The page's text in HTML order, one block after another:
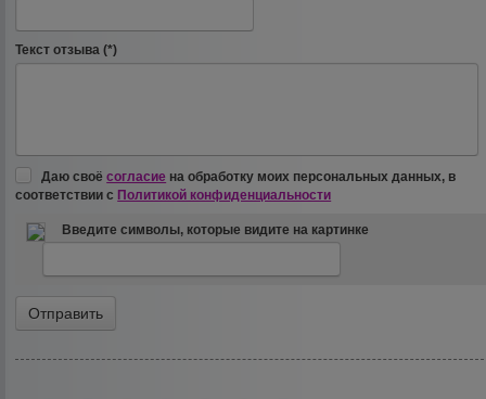
Текст отзыва (*)
Даю своёсогласие на обработку моих персональных данных, в
соответствии с Политикой конфиденциальности
Введите символы, которые видите на картинке